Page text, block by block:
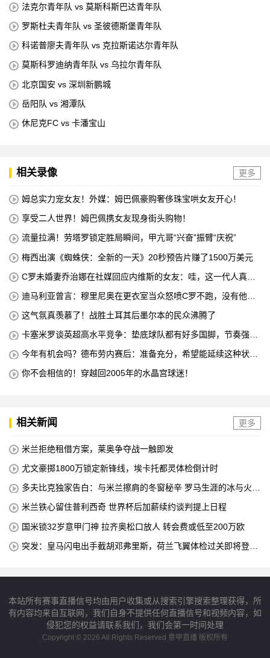
法克尔青年队 vs 莫斯科斯巴达青年队
罗斯杜夫青年队 vs 圣彼德斯堡青年队
科诺普廖夫青年队 vs 克拉斯诺达尔青年队
莫斯科罗迪纳青年队 vs 乌拉尔青年队
北京国安 vs 深圳新鹏城
岳阳队 vs 湘潭队
休尼克FC vs 卡潘宝山
相关录像 更多
姆总实力宠女友！外媒：姆巴佩豪购奢侈珠宝哄女友开心！
享受二人世界！姆巴佩携女友现身街头购物！
流量拉满！劳塔罗锁定胜局瞬间，甲亢哥“兴奋”振臂“庆祝”
梅西出演《蜘蛛侠：全新的一天》20秒预告片赚了1500万美元
C罗未婚妻乔治娜在社媒回应内维斯的女友：哇，这一代人真劲
迪马利亚曾言：穆里尼奥在更衣室当众怒喷C罗不跑，没有他不
这气氛真羡慕了！战胜土耳其后墨尔本的民众沸腾了
卡塞米罗谈英超高水平竞争：垫底球队都有好多国脚，节奏强度
今年有机会吗？德布劳内赛后：准备充分，希望能延续这种状
你不会相信的！穿越回2005年的水晶宫球迷！
相关新闻 更多
米兰拒绝租借方案，莱奥争夺战一触即发
尤文豪掷1800万锁定新锋线，埃卡托都灵体检倒计时
多夫比克独家告白：与米兰擦肩的冬窗秘辛 罗马生涯的冰与火之
米兰铁心留住普利西奇 世界杯后加薪续约谈判提上日程
国米锁32岁意甲门神 拉齐奥松口放人 转会费或低至200万欧
突发：皇马闪电出手截胡邓弗里斯，荷兰飞翼体检过关即将登陆
本站所有赛事直播信号均由用户收集或从搜索引擎搜索整理获得，所
有内容均来自互联网，我们自身不提供任何直播信号和视频内容，如
侵犯您的权益请联系我们，我们会第一时间处理
Copyright © 2026 All Rights Reserved 意甲直播 版权所有